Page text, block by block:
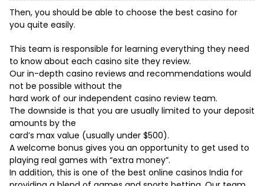
Then, you should be able to choose the best casino for
you quite easily.
This team is responsible for learning everything they need
to know about each casino site they review.
Our in-depth casino reviews and recommendations would
not be possible without the
hard work of our independent casino review team.
The downside is that you are usually limited to your deposit
amounts by the
card’s max value (usually under $500).
A welcome bonus gives you an opportunity to get used to
playing real games with “extra money”.
In addition, this is one of the best online casinos India for